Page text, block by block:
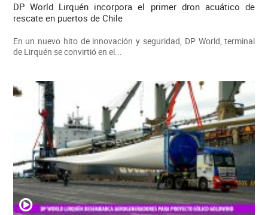
DP World Lirquén incorpora el primer dron acuático de
rescate en puertos de Chile
En un nuevo hito de innovación y seguridad, DP World, terminal
de Lirquén se convirtió en el...